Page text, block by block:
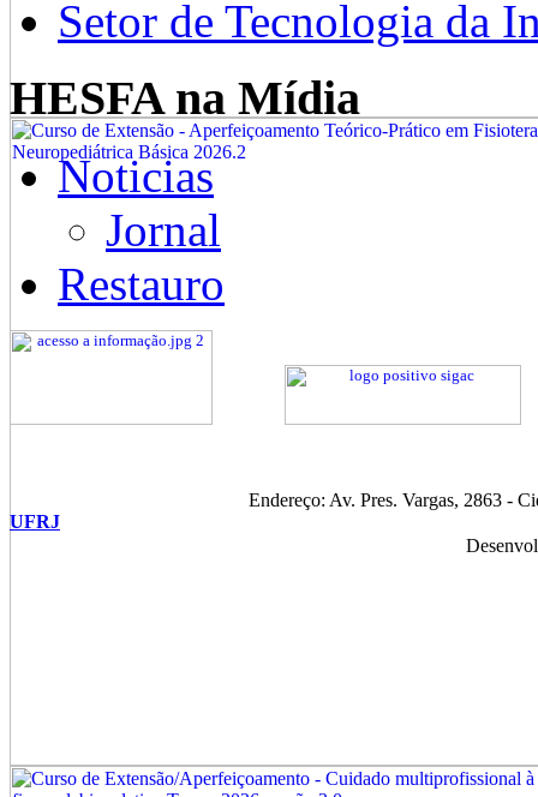
Setor de Tecnologia da
HESFA na Mídia
Noticias
Jornal
Restauro
Endereço: Av. Pres. Vargas, 2863 -
UFRJ